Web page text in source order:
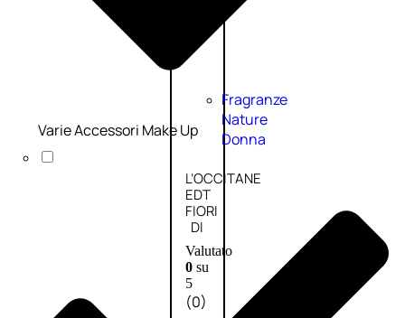
Fragranze
Nature
Donna
L’OCCITANE
EDT
FIORI
DI
Valutato
0su
5
(0)
Varie Accessori Make Up